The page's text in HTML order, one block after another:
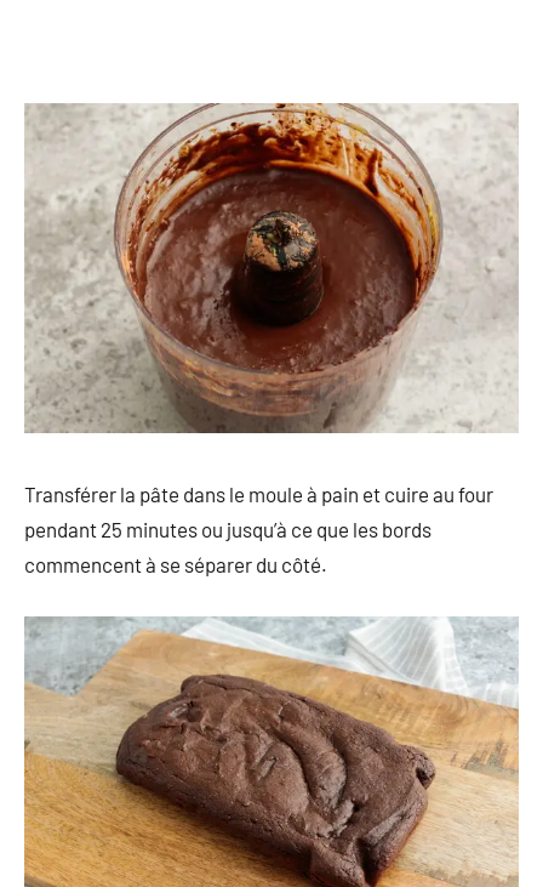
Transférer la pâte dans le moule à pain et cuire au four
pendant 25 minutes ou jusqu’à ce que les bords
commencent à se séparer du côté.